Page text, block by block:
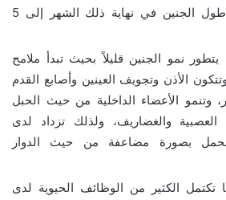
آلام الرحم ويصل طول الجنين في نهاية ذلك الشهر إلى 5
يتطور نمو الجنين قليلاً بحيث تبدأ ملامح
الأذن وتجويف العينين وأصابع القدم
وتنمو الأعضاء الداخلية من حيث الحبل
العصبية والغضاريف، ولذلك تزداد لدى
بصورة مضاعفة من حيث الدوار
تكتمل الكثير من الوظائف الحيوية لدى